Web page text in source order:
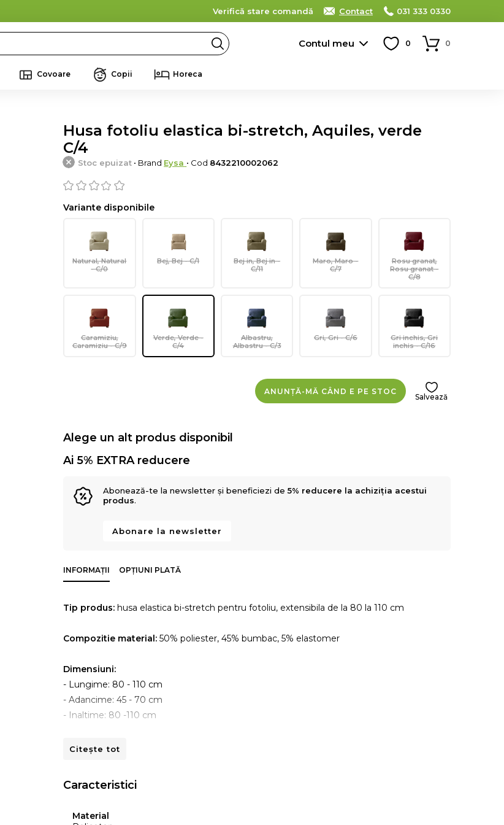
Verifică stare comandă Contact 031 333 0330
Contul meu 0 0
Covoare Copii Horeca
Husa fotoliu elastica bi-stretch, Aquiles, verde
C/4
Stoc epuizat • Brand Eysa • Cod 8432210002062
Variante disponibile
Natural, Natural
- C/0
Bej, Bej - C/1
Bej in, Bej in -
C/11
Maro, Maro -
C/7
Rosu granat,
Rosu granat -
C/8
Caramiziu,
Caramiziu - C/9
Verde, Verde -
C/4
Albastru,
Albastru - C/3
Gri, Gri - C/6
Gri inchis, Gri
inchis - C/16
ANUNȚĂ-MĂ CÂND E PE STOC
Salvează
Alege un alt produs disponibil
Ai 5% EXTRA reducere
Abonează-te la newsletter și beneficiezi de5% reducere la achiziția acestui
produs.
Abonare la newsletter
INFORMAȚII OPȚIUNI PLATĂ
Tip produs: husa elastica bi-stretch pentru fotoliu, extensibila de la 80 la 110 cm
Compozitie material: 50% poliester, 45% bumbac, 5% elastomer
Dimensiuni:
- Lungime: 80 - 110 cm
- Adancime: 45 - 70 cm
- Inaltime: 80 -110 cm
Instructiuni de spalare:
- A nu se calca.
Citește tot
Caracteristici
Material